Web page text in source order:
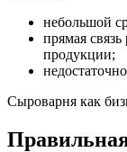
небольшой
прямая связь
продукции;
Сыроварня как